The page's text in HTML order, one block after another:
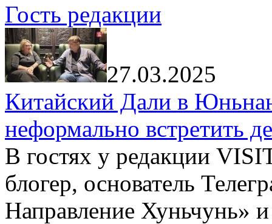
Гость редакции
27.03.2025
Китайский Дали в
неформально встретить
В гостях у редакции
блогер, основатель
Направление Хуньчунь»